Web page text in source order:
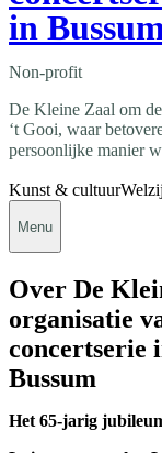
in
Non-profit
De Kleine Zaal om
‘t Gooi, waar
persoonlijke manier
Kunst & cultuur
Menu
Over De
organisatie
concertserie
Bussum
Het 65-jarig